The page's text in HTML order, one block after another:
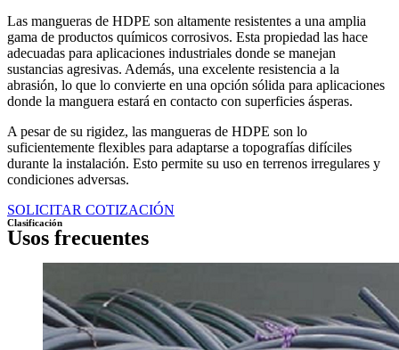
Las mangueras de HDPE son altamente resistentes a una amplia
gama de productos químicos corrosivos. Esta propiedad las hace
adecuadas para aplicaciones industriales donde se manejan
sustancias agresivas. Además, una excelente resistencia a la
abrasión, lo que lo convierte en una opción sólida para aplicaciones
donde la manguera estará en contacto con superficies ásperas.
A pesar de su rigidez, las mangueras de HDPE son lo
suficientemente flexibles para adaptarse a topografías difíciles
durante la instalación. Esto permite su uso en terrenos irregulares y
condiciones adversas.
SOLICITAR COTIZACIÓN
Clasificación
Usos frecuentes